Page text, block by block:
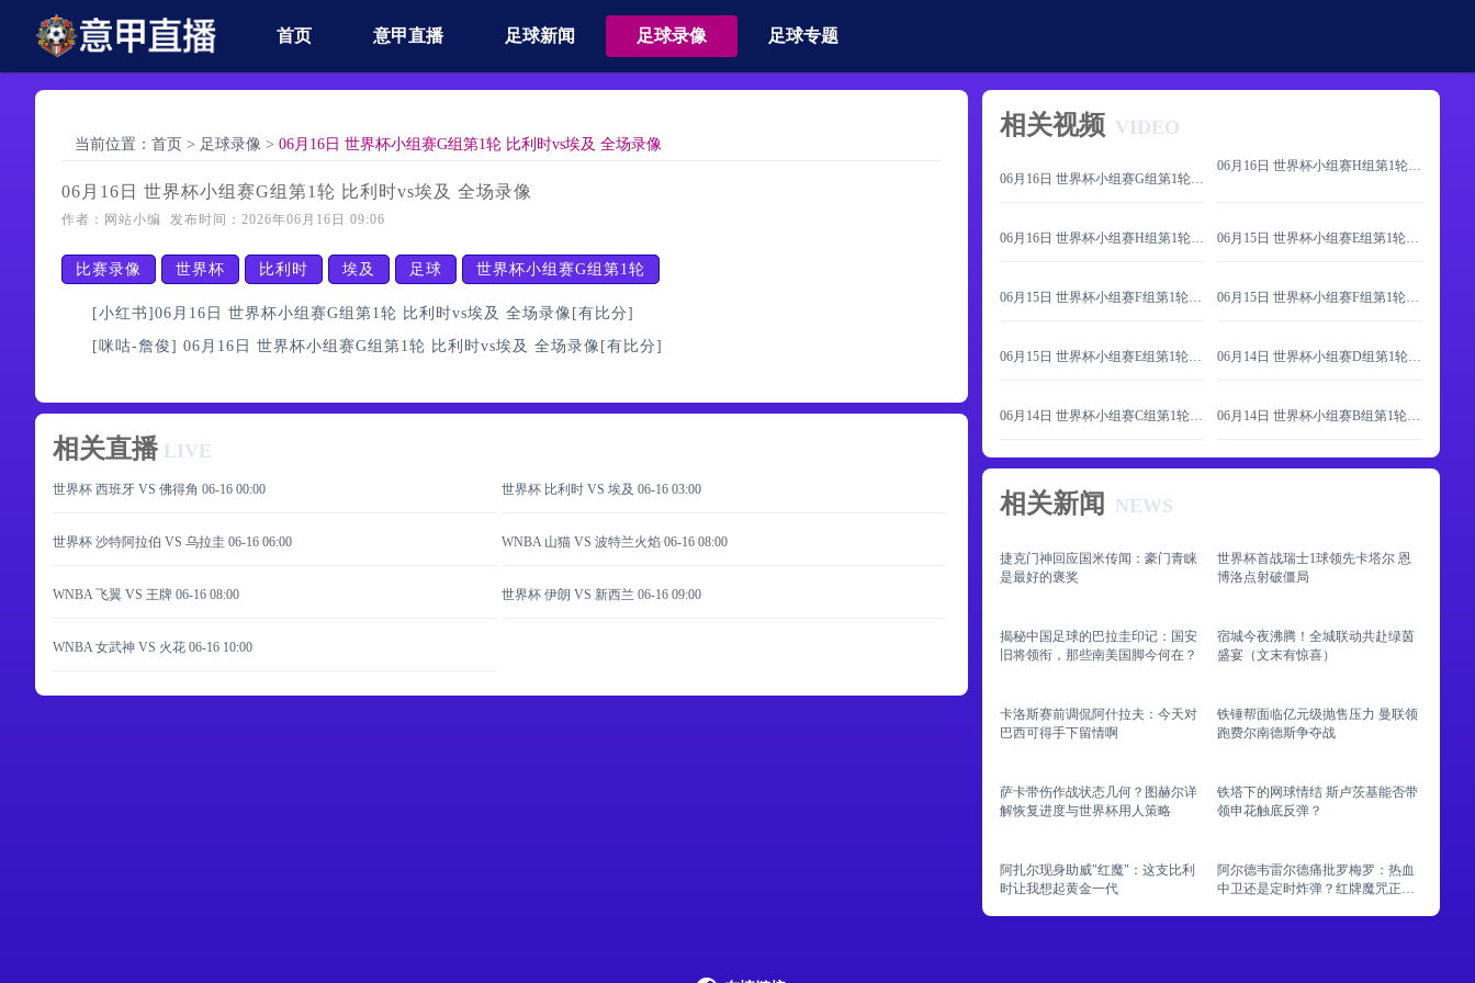
首页 意甲直播 足球新闻 足球录像 足球专题
当前位置： 首页 > 足球录像 > 06月16日 世界杯小组赛G组第1轮 比利时vs埃及 全场录像
06月16日 世界杯小组赛G组第1轮 比利时vs埃及 全场录像
作者：网站小编 发布时间：2026年06月16日 09:06
比赛录像 世界杯 比利时 埃及 足球 世界杯小组赛G组第1轮
[小红书]06月16日 世界杯小组赛G组第1轮 比利时vs埃及 全场录像[有比分]
[咪咕-詹俊] 06月16日 世界杯小组赛G组第1轮 比利时vs埃及 全场录像[有比分]
相关直播 LIVE
世界杯 西班牙 VS 佛得角 06-16 00:00 世界杯 比利时 VS 埃及 06-16 03:00
世界杯 沙特阿拉伯 VS 乌拉圭 06-16 06:00 WNBA 山猫 VS 波特兰火焰 06-16 08:00
WNBA 飞翼 VS 王牌 06-16 08:00 世界杯 伊朗 VS 新西兰 06-16 09:00
WNBA 女武神 VS 火花 06-16 10:00
相关视频 VIDEO
06月16日 世界杯小组赛G组第1轮 比利时vs埃及 全场录像
06月16日 世界杯小组赛H组第1轮 西班牙vs佛得角 全场录像
06月16日 世界杯小组赛H组第1轮 沙特vs乌拉圭 全场录像 06月15日 世界杯小组赛E组第1轮 科特迪瓦vs厄瓜多尔 全场录像
06月15日 世界杯小组赛F组第1轮 瑞典vs突尼斯 全场录像 06月15日 世界杯小组赛F组第1轮 荷兰vs日本 全场录像
06月15日 世界杯小组赛E组第1轮 德国vs库拉索 全场录像 06月14日 世界杯小组赛D组第1轮 澳大利亚vs土耳其 全场录像
06月14日 世界杯小组赛C组第1轮 海地vs苏格兰 全场录像 06月14日 世界杯小组赛B组第1轮 卡塔尔vs瑞士 全场录像
相关新闻 NEWS
捷克门神回应国米传闻：豪门青睐
是最好的褒奖
世界杯首战瑞士1球领先卡塔尔 恩
博洛点射破僵局
揭秘中国足球的巴拉圭印记：国安
旧将领衔，那些南美国脚今何在？
宿城今夜沸腾！全城联动共赴绿茵
盛宴（文末有惊喜）
卡洛斯赛前调侃阿什拉夫：今天对
巴西可得手下留情啊
铁锤帮面临亿元级抛售压力 曼联领
跑费尔南德斯争夺战
萨卡带伤作战状态几何？图赫尔详
解恢复进度与世界杯用人策略
铁塔下的网球情结 斯卢茨基能否带
领申花触底反弹？
阿扎尔现身助威"红魔"：这支比利
时让我想起黄金一代
阿尔德韦雷尔德痛批罗梅罗：热血
中卫还是定时炸弹？红牌魔咒正在